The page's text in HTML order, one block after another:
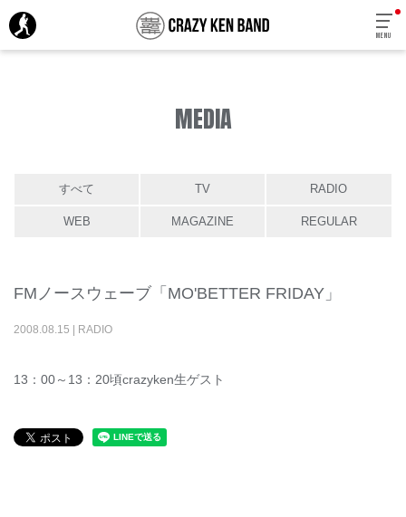
MENU
MEDIA
すべて TV RADIO
WEB MAGAZINE REGULAR
FMノースウェーブ「MO'BETTER FRIDAY」
2008.08.15 RADIO
13：00～13：20頃crazyken生ゲスト